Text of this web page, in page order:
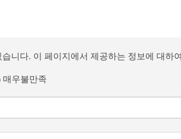
니다. 이 페이지에서 제공하는 정보에 대하
매우불만족